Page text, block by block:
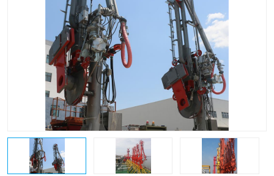
流体装卸臂 输油臂
撬装鹤管 汽车鹤管
火车鹤管